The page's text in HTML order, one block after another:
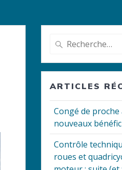
Recherche
:
ARTICLES
Congé de proche
nouveaux
Contrôle
roues et